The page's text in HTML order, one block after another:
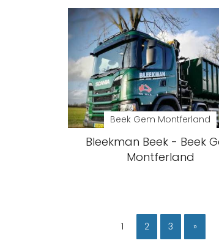
Beek Gem Montferland
Bleekman Beek - Beek
Montferland
1 2 3 »